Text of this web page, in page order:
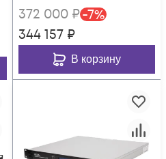
372 000 ₽-7%
344 157 ₽
В корзину